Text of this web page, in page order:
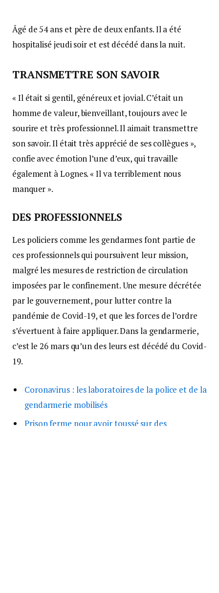
Âgé de 54 ans et père de deux enfants. Il a été
hospitalisé jeudi soir et est décédé dans la nuit.
TRANSMETTRE SON SAVOIR
« Il était si gentil, généreux et jovial. C’était un
homme de valeur, bienveillant, toujours avec le
sourire et très professionnel. Il aimait transmettre
son savoir. Il était très apprécié de ses collègues »,
confie avec émotion l’une d’eux, qui travaille
également à Lognes. « Il va terriblement nous
manquer ».
DES PROFESSIONNELS
Les policiers comme les gendarmes font partie de
ces professionnels qui poursuivent leur mission,
malgré les mesures de restriction de circulation
imposées par le confinement. Une mesure décrétée
par le gouvernement, pour lutter contre la
pandémie de Covid-19, et que les forces de l’ordre
s’évertuent à faire appliquer. Dans la gendarmerie,
c’est le 26 mars qu’un des leurs est décédé du Covid-
19.
Coronavirus : les laboratoires de la police et de la
gendarmerie mobilisés
Prison ferme pour avoir toussé sur des